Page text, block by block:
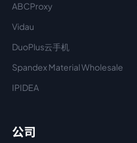
ABCProxy
Vidau
DuoPlus云手机
Spandex Material Wholesale​
IPIDEA
公司